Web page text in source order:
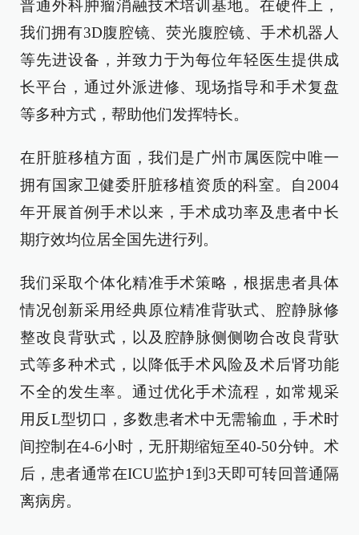
普通外科肿瘤消融技术培训基地。在硬件上，
我们拥有3D腹腔镜、荧光腹腔镜、手术机器人
等先进设备，并致力于为每位年轻医生提供成
长平台，通过外派进修、现场指导和手术复盘
等多种方式，帮助他们发挥特长。
在肝脏移植方面，我们是广州市属医院中唯一
拥有国家卫健委肝脏移植资质的科室。自2004
年开展首例手术以来，手术成功率及患者中长
期疗效均位居全国先进行列。
我们采取个体化精准手术策略，根据患者具体
情况创新采用经典原位精准背驮式、腔静脉修
整改良背驮式，以及腔静脉侧侧吻合改良背驮
式等多种术式，以降低手术风险及术后肾功能
不全的发生率。通过优化手术流程，如常规采
用反L型切口，多数患者术中无需输血，手术时
间控制在4-6小时，无肝期缩短至40-50分钟。术
后，患者通常在ICU监护1到3天即可转回普通隔
离病房。